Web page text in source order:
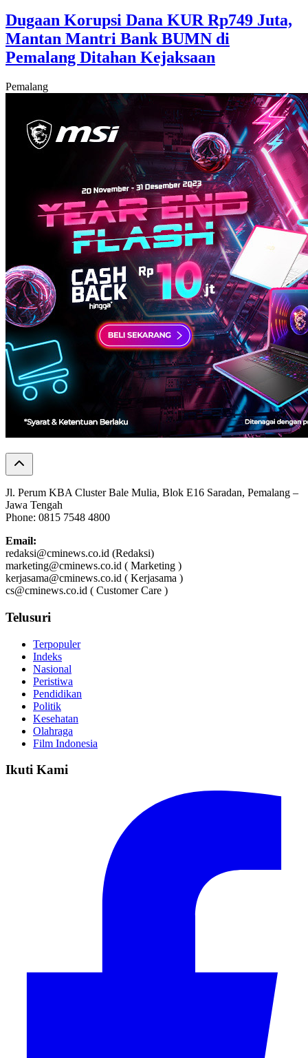
Dugaan Korupsi Dana KUR Rp749 Juta,
Mantan Mantri Bank BUMN di
Pemalang Ditahan Kejaksaan
Pemalang
Jl. Perum KBA Cluster Bale Mulia, Blok E16 Saradan, Pemalang –
Jawa Tengah
Phone: 0815 7548 4800
Email:
redaksi@cminews.co.id (Redaksi)
marketing@cminews.co.id ( Marketing )
kerjasama@cminews.co.id ( Kerjasama )
cs@cminews.co.id ( Customer Care )
Telusuri
Terpopuler
Indeks
Nasional
Peristiwa
Pendidikan
Politik
Kesehatan
Olahraga
Film Indonesia
Ikuti Kami